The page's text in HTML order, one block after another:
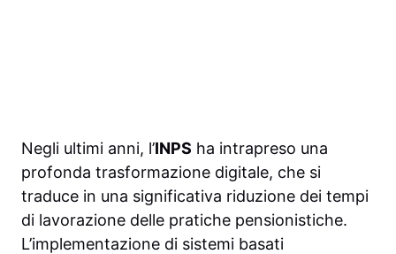
Negli ultimi anni, l’INPS ha intrapreso una
profonda trasformazione digitale, che si
traduce in una significativa riduzione dei tempi
di lavorazione delle pratiche pensionistiche.
L’implementazione di sistemi basati